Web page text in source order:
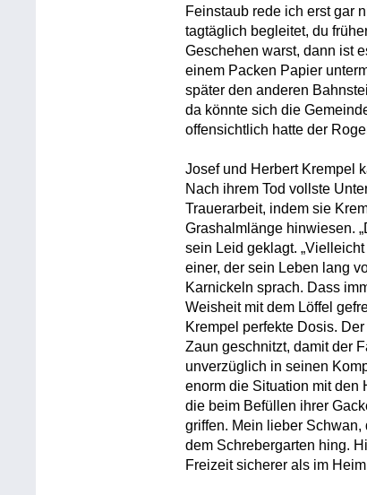
Feinstaub rede ich erst gar
tagtäglich begleitet, du
Geschehen warst, dann ist
einem Packen Papier
später den anderen
da könnte sich die
offensichtlich hatte der
Josef und Herbert Krempel
Nach ihrem Tod vollste
Trauerarbeit, indem sie
Grashalmlänge hinwiesen.
sein Leid geklagt.
einer, der sein Leben lang
Karnickeln sprach. Dass
Weisheit mit dem Löffel
Krempel perfekte Dosis.
Zaun geschnitzt, damit der
unverzüglich in seinen
enorm die Situation mit den
die beim Befüllen ihrer
griffen. Mein lieber
dem Schrebergarten hing.
Freizeit sicherer als im